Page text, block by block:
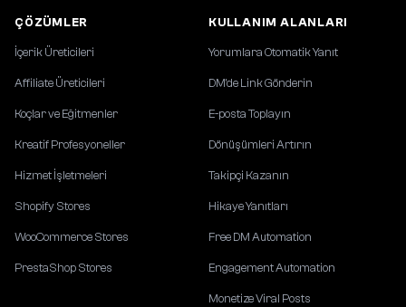
ÇÖZÜMLER
İçerik Üreticileri
Affiliate Üreticileri
Koçlar ve Eğitmenler
Kreatif Profesyoneller
Hizmet İşletmeleri
Shopify Stores
WooCommerce Stores
PrestaShop Stores
KULLANIM ALANLARI
Yorumlara Otomatik Yanıt
DM'de Link Gönderin
E-posta Toplayın
Dönüşümleri Artırın
Takipçi Kazanın
Hikaye Yanıtları
Free DM Automation
Engagement Automation
Monetize Viral Posts